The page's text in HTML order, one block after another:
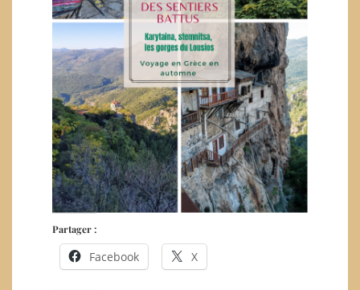
Partager :
Facebook X